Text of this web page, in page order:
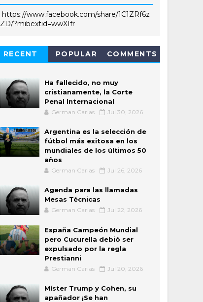
https://www.facebook.com/share/1C1ZRf6z
ZD/?mibextid=wwXIfr
RECENT POPULAR COMMENTS
Ha fallecido, no muy
cristianamente, la Corte
Penal Internacional
German Carias Jul 30, 2026
Argentina es la selección de
fútbol más exitosa en los
mundiales de los últimos 50
años
German Carias Jul 26, 2026
Agenda para las llamadas
Mesas Técnicas
German Carias Jul 22, 2026
España Campeón Mundial
pero Cucurella debió ser
expulsado por la regla
Prestianni
German Carias Jul 20, 2026
Míster Trump y Cohen, su
apañador ¡Se han